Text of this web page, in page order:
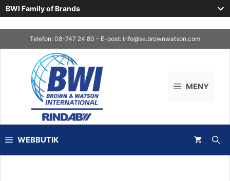
BWI Family of Brands
to
Telefon: 08-747 24 80 - E-post: info@se.brownwatson.com
MENY
WEBBUTIK